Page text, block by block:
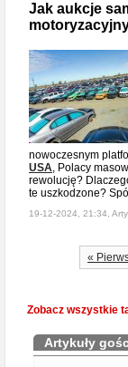
Jak aukcje
nowoczesnym
USA, Polacy
rewolucję?
te uszkodzone?
19-12-2024, 21:34,
«
Zobacz wszystkie
Artykuły